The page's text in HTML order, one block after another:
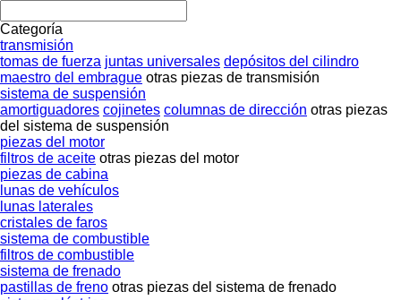
Categoría
transmisión
tomas de fuerza juntas universales depósitos del cilindro
maestro del embrague otras piezas de transmisión
sistema de suspensión
amortiguadores cojinetes columnas de dirección otras piezas
del sistema de suspensión
piezas del motor
filtros de aceite otras piezas del motor
piezas de cabina
lunas de vehículos
lunas laterales
cristales de faros
sistema de combustible
filtros de combustible
sistema de frenado
pastillas de freno otras piezas del sistema de frenado